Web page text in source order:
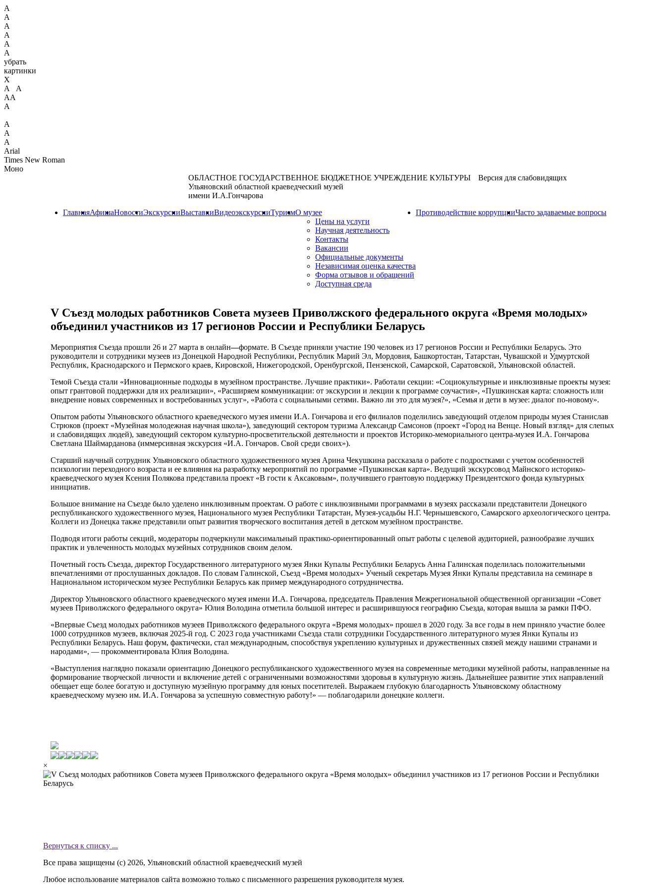
А
А
А
А
А
А
убрать
картинки
X
А А
АА
А
А
А
А
Arial
Times New Roman
Моно
ОБЛАСТНОЕ ГОСУДАРСТВЕННОЕ БЮДЖЕТНОЕ УЧРЕЖДЕНИЕ КУЛЬТУРЫ
Ульяновский областной краеведческий музей
имени И.А.Гончарова
Версия для слабовидящих
ГлавнаяАфишаНовостиЭкскурсииВыставкиВидеоэкскурсииТуризмО музее
Цены на услуги
Научная деятельность
Контакты
Вакансии
Официальные документы
Независимая оценка качества
Форма отзывов и обращений
Доступная среда
Противодействие коррупцииЧасто задаваемые вопросы
V Съезд молодых работников Совета музеев Приволжского федерального округа «Время молодых»
объединил участников из 17 регионов России и Республики Беларусь
Мероприятия Съезда прошли 26 и 27 марта в онлайн—формате. В Съезде приняли участие 190 человек из 17 регионов России и Республики Беларусь. Это
руководители и сотрудники музеев из Донецкой Народной Республики, Республик Марий Эл, Мордовия, Башкортостан, Татарстан, Чувашской и Удмуртской
Республик, Краснодарского и Пермского краев, Кировской, Нижегородской, Оренбургской, Пензенской, Самарской, Саратовской, Ульяновской областей.
Темой Съезда стали «Инновационные подходы в музейном пространстве. Лучшие практики». Работали секции: «Социокультурные и инклюзивные проекты музея:
опыт грантовой поддержки для их реализации», «Расширяем коммуникации: от экскурсии и лекции к программе соучастия», «Пушкинская карта: сложность или
внедрение новых современных и востребованных услуг», «Работа с социальными сетями. Важно ли это для музея?», «Семья и дети в музее: диалог по-новому».
Опытом работы Ульяновского областного краеведческого музея имени И.А. Гончарова и его филиалов поделились заведующий отделом природы музея Станислав
Стрюков (проект «Музейная молодежная научная школа»), заведующий сектором туризма Александр Самсонов (проект «Город на Венце. Новый взгляд» для слепых
и слабовидящих людей), заведующий сектором культурно-просветительской деятельности и проектов Историко-мемориального центра-музея И.А. Гончарова
Светлана Шаймарданова (иммерсивная экскурсия «И.А. Гончаров. Свой среди своих»).
Старший научный сотрудник Ульяновского областного художественного музея Арина Чекушкина рассказала о работе с подростками с учетом особенностей
психологии переходного возраста и ее влияния на разработку мероприятий по программе «Пушкинская карта». Ведущий экскурсовод Майнского историко-
краеведческого музея Ксения Полякова представила проект «В гости к Аксаковым», получившего грантовую поддержку Президентского фонда культурных
инициатив.
Большое внимание на Съезде было уделено инклюзивным проектам. О работе с инклюзивными программами в музеях рассказали представители Донецкого
республиканского художественного музея, Национального музея Республики Татарстан, Музея-усадьбы Н.Г. Чернышевского, Самарского археологического центра.
Коллеги из Донецка также представили опыт развития творческого воспитания детей в детском музейном пространстве.
Подводя итоги работы секций, модераторы подчеркнули максимальный практико-ориентированный опыт работы с целевой аудиторией, разнообразие лучших
практик и увлеченность молодых музейных сотрудников своим делом.
Почетный гость Съезда, директор Государственного литературного музея Янки Купалы Республики Беларусь Анна Галинская поделилась положительными
впечатлениями от прослушанных докладов. По словам Галинской, Съезд «Время молодых» Ученый секретарь Музея Янки Купалы представила на семинаре в
Национальном историческом музее Республики Беларусь как пример международного сотрудничества.
Директор Ульяновского областного краеведческого музея имени И.А. Гончарова, председатель Правления Межрегиональной общественной организации «Совет
музеев Приволжского федерального округа» Юлия Володина отметила большой интерес и расширившуюся географию Съезда, которая вышла за рамки ПФО.
«Впервые Съезд молодых работников музеев Приволжского федерального округа «Время молодых» прошел в 2020 году. За все годы в нем приняло участие более
1000 сотрудников музеев, включая 2025-й год. С 2023 года участниками Съезда стали сотрудники Государственного литературного музея Янки Купалы из
Республики Беларусь. Наш форум, фактически, стал международным, способствуя укреплению культурных и дружественных связей между нашими странами и
народами», — прокомментировала Юлия Володина.
«Выступления наглядно показали ориентацию Донецкого республиканского художественного музея на современные методики музейной работы, направленные на
формирование творческой личности и включение детей с ограниченными возможностями здоровья в культурную жизнь. Дальнейшее развитие этих направлений
обещает еще более богатую и доступную музейную программу для юных посетителей. Выражаем глубокую благодарность Ульяновскому областному
краеведческому музею им. И.А. Гончарова за успешную совместную работу!» — поблагодарили донецкие коллеги.
×
Вернуться к списку ...
Все права защищены (с) 2026, Ульяновский областной краеведческий музей
Любое использование материалов сайта возможно только с письменного разрешения руководителя музея.